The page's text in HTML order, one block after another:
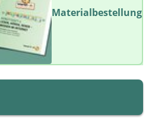
Materialbestellung